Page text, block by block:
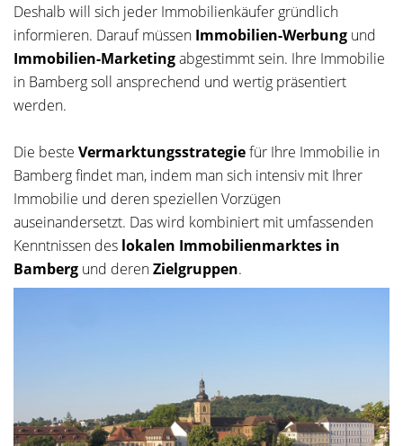
Deshalb will sich jeder Immobilienkäufer gründlich
informieren. Darauf müssen Immobilien-Werbung und
Immobilien-Marketingabgestimmt sein. Ihre Immobilie
in Bamberg soll ansprechend und wertig präsentiert
werden.
Die beste Vermarktungsstrategiefür Ihre Immobilie in
Bamberg findet man, indem man sich intensiv mit Ihrer
Immobilie und deren speziellen Vorzügen
auseinandersetzt. Das wird kombiniert mit umfassenden
Kenntnissen des lokalen Immobilienmarktes in
Bamberg und derenZielgruppen.